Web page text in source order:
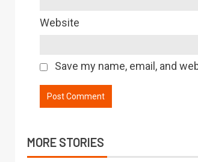
Website
Save my name, email, and
MORE STORIES